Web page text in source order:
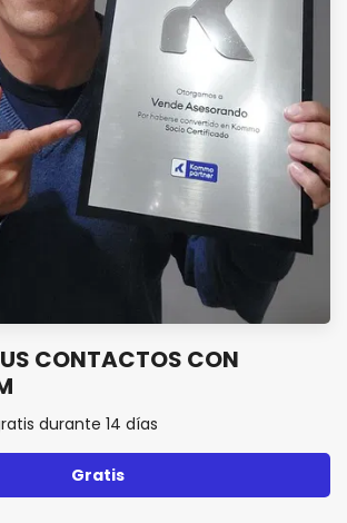
CONTACTOS CON
durante 14 días
Gratis